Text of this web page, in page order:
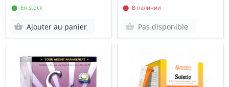
⬤ En stock
Ajouter au panier
⬤ В наличии
Pas disponible